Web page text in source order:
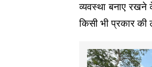
व्यवस्था बनाए
किसी भी प्रकार की